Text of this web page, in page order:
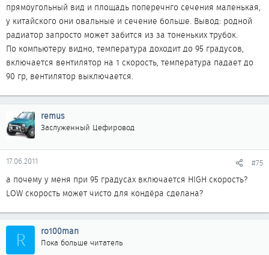
прямоугольный вид и площадь поперечнго сечения маленькая,
у китайского они овальные и сечение больше. Вывод: родной
радиатор запросто может забится из за тоненьких трубок.
По компьютеру видно, температура доходит до 95 градусов,
включается вентилятор на 1 скорость, температура падает до
90 гр, вентилятор выключается.
remus
Заслуженный Цефировод
17.06.2011 #75
а почему у меня при 95 градусах включается HIGH скорость?
LOW скорость может чисто для кондёра сделана?
R ro100man
Пока больше читатель